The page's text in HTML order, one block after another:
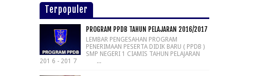
Terpopuler
PROGRAM PPDB TAHUN PELAJARAN 2016/2017
LEMBAR PENGESAHAN PROGRAM
PENERIMAAN PESERTA DIDIK BARU ( PPDB )
SMP NEGERI 1 CIAMIS TAHUN PELAJARAN
201 6 - 201 7 ...